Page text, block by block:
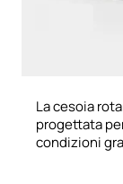
La cesoia
progettata
condizioni